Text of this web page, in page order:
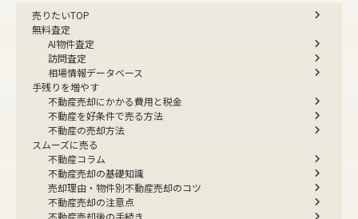
売りたいTOP
無料査定
AI物件査定
訪問査定
相場情報データベース
手残りを増やす
不動産売却にかかる費用と税金
不動産を好条件で売る方法
不動産の売却方法
スムーズに売る
不動産コラム
不動産売却の基礎知識
売却理由・物件別不動産売却のコツ
不動産売却の注意点
不動産売却後の手続き